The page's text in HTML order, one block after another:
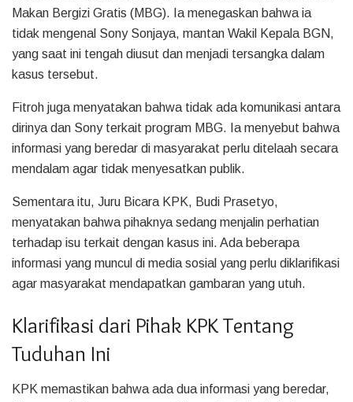
Makan Bergizi Gratis (MBG). Ia menegaskan bahwa ia
tidak mengenal Sony Sonjaya, mantan Wakil Kepala BGN,
yang saat ini tengah diusut dan menjadi tersangka dalam
kasus tersebut.
Fitroh juga menyatakan bahwa tidak ada komunikasi antara
dirinya dan Sony terkait program MBG. Ia menyebut bahwa
informasi yang beredar di masyarakat perlu ditelaah secara
mendalam agar tidak menyesatkan publik.
Sementara itu, Juru Bicara KPK, Budi Prasetyo,
menyatakan bahwa pihaknya sedang menjalin perhatian
terhadap isu terkait dengan kasus ini. Ada beberapa
informasi yang muncul di media sosial yang perlu diklarifikasi
agar masyarakat mendapatkan gambaran yang utuh.
Klarifikasi dari Pihak KPK Tentang
Tuduhan Ini
KPK memastikan bahwa ada dua informasi yang beredar,